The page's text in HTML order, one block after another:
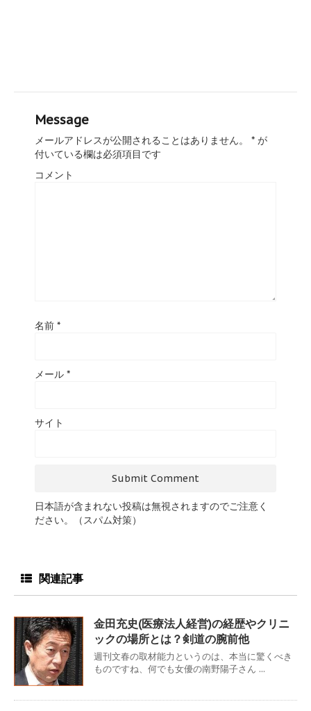
Message
メールアドレスが公開されることはありません。 * が
付いている欄は必須項目です
コメント
名前 *
メール *
サイト
日本語が含まれない投稿は無視されますのでご注意く
ださい。（スパム対策）
関連記事
金田充史(医療法人経営)の経歴やクリニ
ックの場所とは？剣道の腕前他
週刊文春の取材能力というのは、本当に驚くべき
ものですね、何でも女優の南野陽子さん ...